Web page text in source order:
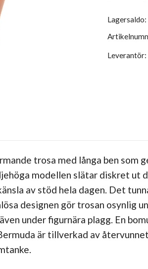
Lagersaldo:
Leverantör:
trosa med långa ben som
modellen slätar diskret ut
av stöd hela dagen. Det
designen gör trosan osynlig
under figurnära plagg. En
är tillverkad av